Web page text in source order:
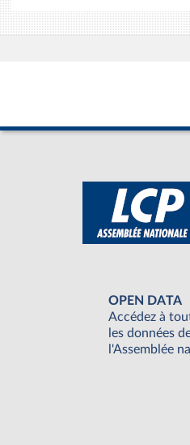
OPEN DATA
Accédez à
les données
l'Assemblée